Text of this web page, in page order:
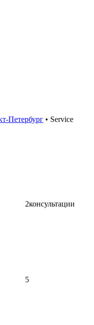
Петербург • Service
2консультации
5